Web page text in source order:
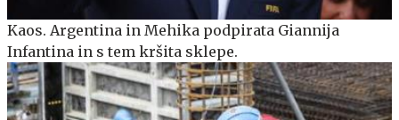
Kaos. Argentina in Mehika podpirata Giannija
Infantina in s tem kršita sklepe.